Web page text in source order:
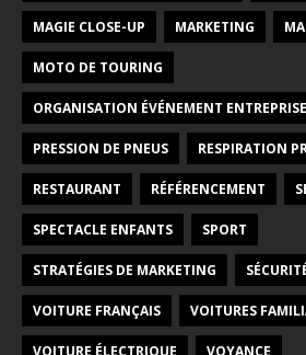
MAGIE CLOSE-UP MARKETING
MOTO DE TOURING
ORGANISATION ÉVÉNEMENT ENTREPRISE
PRESSION DE PNEUS RESPIRATION
RESTAURANT RÉFÉRENCEMENT
SPECTACLE ENFANTS SPORT
STRATÉGIES DE MARKETING
VOITURE FRANÇAIS VOITURES